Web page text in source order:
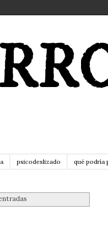
psicodeslizado qué podría